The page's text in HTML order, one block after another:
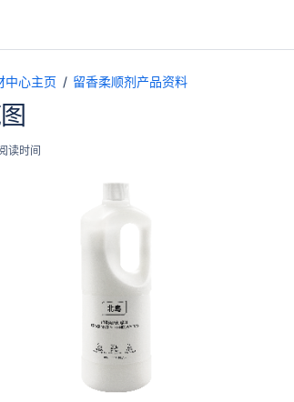
中心主页 留香柔顺剂产品资料
读时间